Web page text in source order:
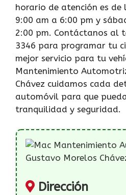
horario de atención es de
9:00 am a 6:00 pm y
2:00 pm. Contáctanos al
3346 para programar tu
mejor servicio para tu
Mantenimiento
Chávez cuidamos cada
automóvil para que
tranquilidad y seguridad.
Dirección